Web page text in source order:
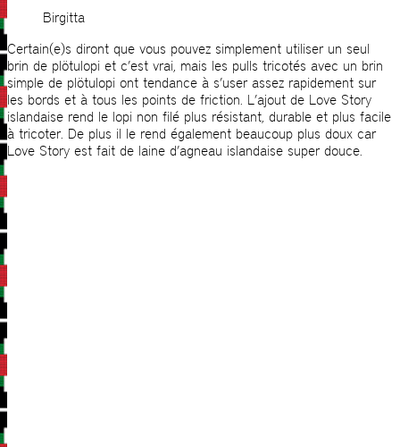
Birgitta
Certain(e)s diront que vous pouvez simplement utiliser un seul
brin de plötulopi et c’est vrai, mais les pulls tricotés avec un brin
simple de plötulopi ont tendance à s’user assez rapidement sur
les bords et à tous les points de friction. L’ajout de Love Story
islandaise rend le lopi non filé plus résistant, durable et plus facile
à tricoter. De plus il le rend également beaucoup plus doux car
Love Story est fait de laine d’agneau islandaise super douce.